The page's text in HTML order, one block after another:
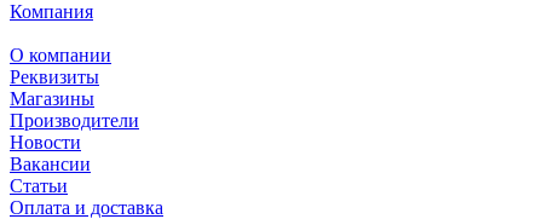
Компания
О компании
Реквизиты
Магазины
Производители
Новости
Вакансии
Статьи
Оплата и доставка